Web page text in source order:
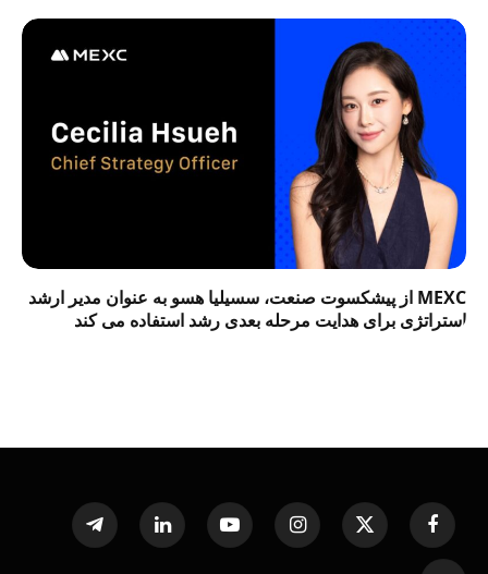
MEXC از پیشکسوت صنعت، سسیلیا هسو به عنوان مدیر ارشد
استراتژی برای هدایت مرحله بعدی رشد استفاده می کند
Facebook
X
(Twitter)
Instagram
YouTube
LinkedIn
Telegram